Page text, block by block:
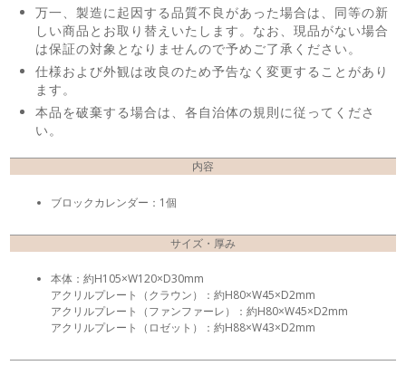
万一、製造に起因する品質不良があった場合は、同等の新
しい商品とお取り替えいたします。なお、現品がない場合
は保証の対象となりませんので予めご了承ください。
仕様および外観は改良のため予告なく変更することがあり
ます。
本品を破棄する場合は、各自治体の規則に従ってくださ
い。
内容
ブロックカレンダー：1個
サイズ・厚み
本体：約H105×W120×D30mm
アクリルプレート（クラウン）：約H80×W45×D2mm
アクリルプレート（ファンファーレ）：約H80×W45×D2mm
アクリルプレート（ロゼット）：約H88×W43×D2mm